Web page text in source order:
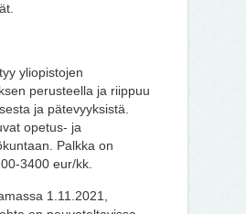
yliopistojen
perusteella ja riippuu
ja pätevyyksistä.
opetus- ja
Palkka on
3400 eur/kk.
1.11.2021,